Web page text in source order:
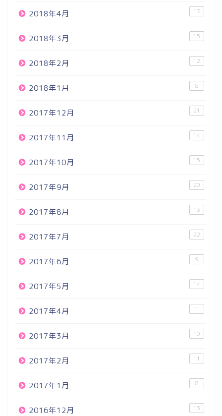
2018年4月 17
2018年3月 15
2018年2月 12
2018年1月 8
2017年12月 21
2017年11月 14
2017年10月 15
2017年9月 20
2017年8月 13
2017年7月 22
2017年6月 9
2017年5月 14
2017年4月 1
2017年3月 10
2017年2月 11
2017年1月 8
2016年12月 13